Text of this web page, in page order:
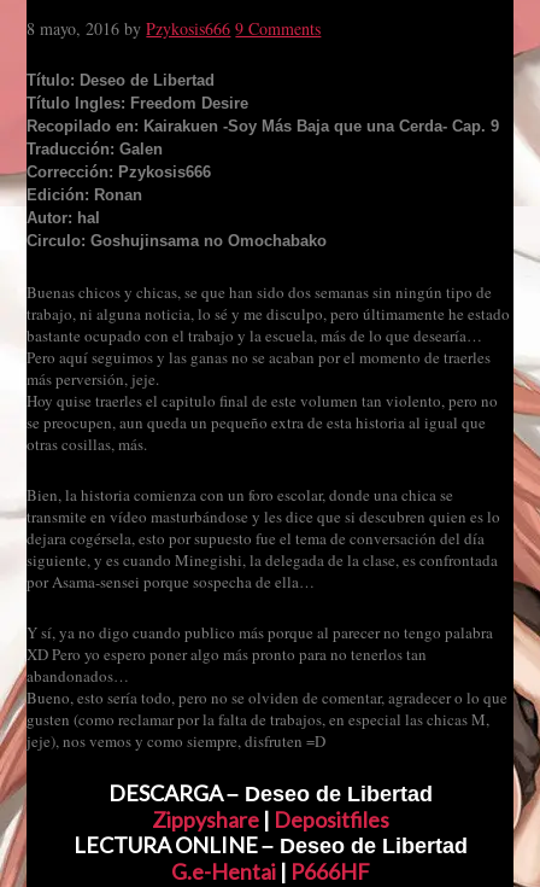
8 mayo, 2016 byPzykosis666 9 Comments
Título: Deseo de Libertad
Título Ingles: Freedom Desire
Recopilado en: Kairakuen -Soy Más Baja que una Cerda- Cap. 9
Traducción: Galen
Corrección: Pzykosis666
Edición: Ronan
Autor: hal
Circulo: Goshujinsama no Omochabako
Buenas chicos y chicas, se que han sido dos semanas sin ningún tipo de
trabajo, ni alguna noticia, lo sé y me disculpo, pero últimamente he estado
bastante ocupado con el trabajo y la escuela, más de lo que desearía…
Pero aquí seguimos y las ganas no se acaban por el momento de traerles
más perversión, jeje.
Hoy quise traerles el capitulo final de este volumen tan violento, pero no
se preocupen, aun queda un pequeño extra de esta historia al igual que
otras cosillas, más.
Bien, la historia comienza con un foro escolar, donde una chica se
transmite en vídeo masturbándose y les dice que si descubren quien es lo
dejara cogérsela, esto por supuesto fue el tema de conversación del día
siguiente, y es cuando Minegishi, la delegada de la clase, es confrontada
por Asama-sensei porque sospecha de ella…
Y sí, ya no digo cuando publico más porque al parecer no tengo palabra
XD Pero yo espero poner algo más pronto para no tenerlos tan
abandonados…
Bueno, esto sería todo, pero no se olviden de comentar, agradecer o lo que
gusten (como reclamar por la falta de trabajos, en especial las chicas M,
jeje), nos vemos y como siempre, disfruten =D
DESCARGA– Deseo de Libertad
Zippyshare| Depositfiles
LECTURA ONLINE– Deseo de Libertad
G.e-Hentai| P666HF